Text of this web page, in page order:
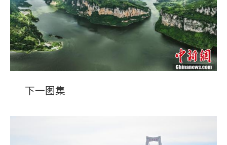
下一图集